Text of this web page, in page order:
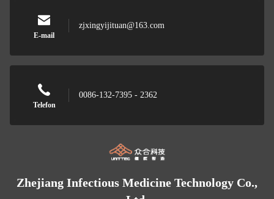
E-mail
zjxingyijituan@163.com
Telefon
0086-132-7395 - 2362
Zhejiang Infectious Medicine Technology Co.,